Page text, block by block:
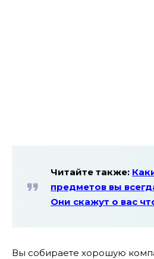
Читайте также:
предметов вы
Они скажут о вас
Вы собираете хорошую